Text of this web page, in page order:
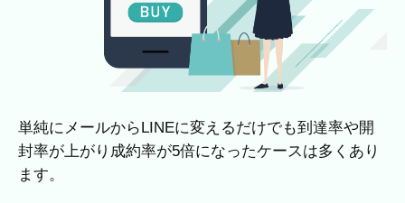
単純にメールからLINEに変えるだけでも到達率や開
封率が上がり成約率が5倍になったケースは多くあり
ます。